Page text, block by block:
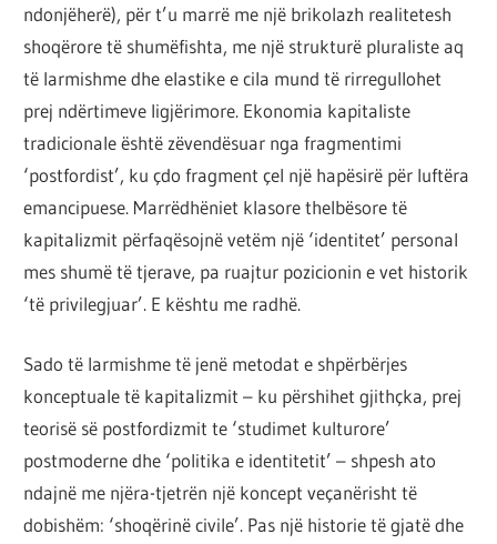
ndonjëherë), për t’u marrë me një brikolazh realitetesh
shoqërore të shumëfishta, me një strukturë pluraliste aq
të larmishme dhe elastike e cila mund të rirregullohet
prej ndërtimeve ligjërimore. Ekonomia kapitaliste
tradicionale është zëvendësuar nga fragmentimi
‘postfordist’, ku çdo fragment çel një hapësirë për luftëra
emancipuese. Marrëdhëniet klasore thelbësore të
kapitalizmit përfaqësojnë vetëm një ‘identitet’ personal
mes shumë të tjerave, pa ruajtur pozicionin e vet historik
‘të privilegjuar’. E kështu me radhë.
Sado të larmishme të jenë metodat e shpërbërjes
konceptuale të kapitalizmit – ku përshihet gjithçka, prej
teorisë së postfordizmit te ‘studimet kulturore’
postmoderne dhe ‘politika e identitetit’ – shpesh ato
ndajnë me njëra-tjetrën një koncept veçanërisht të
dobishëm: ‘shoqërinë civile’. Pas një historie të gjatë dhe